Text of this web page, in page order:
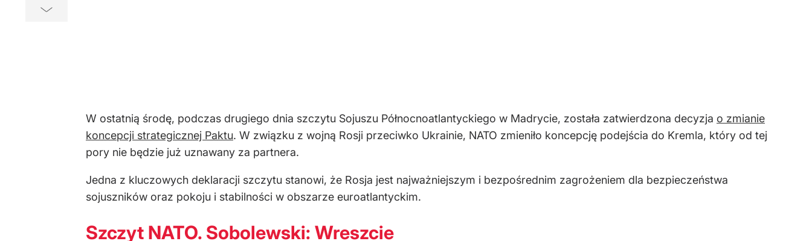
W ostatnią środę, podczas drugiego dnia szczytu Sojuszu Północnoatlantyckiego w Madrycie, została zatwierdzona decyzja o zmianie
koncepcji strategicznej Paktu. W związku z wojną Rosji przeciwko Ukrainie, NATO zmieniło koncepcję podejścia do Kremla, który od tej
pory nie będzie już uznawany za partnera.
Jedna z kluczowych deklaracji szczytu stanowi, że Rosja jest najważniejszym i bezpośrednim zagrożeniem dla bezpieczeństwa
sojuszników oraz pokoju i stabilności w obszarze euroatlantyckim.
Szczyt NATO. Sobolewski: Wreszcie